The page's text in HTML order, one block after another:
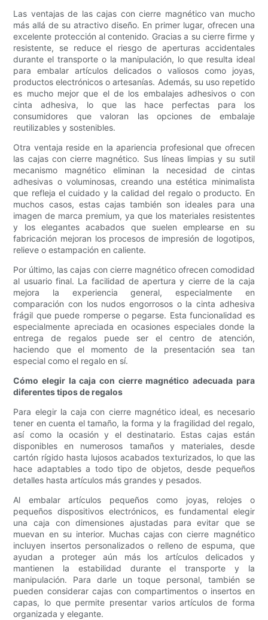
Las ventajas de las cajas con cierre magnético van mucho
más allá de su atractivo diseño. En primer lugar, ofrecen una
excelente protección al contenido. Gracias a su cierre firme y
resistente, se reduce el riesgo de aperturas accidentales
durante el transporte o la manipulación, lo que resulta ideal
para embalar artículos delicados o valiosos como joyas,
productos electrónicos o artesanías. Además, su uso repetido
es mucho mejor que el de los embalajes adhesivos o con
cinta adhesiva, lo que las hace perfectas para los
consumidores que valoran las opciones de embalaje
reutilizables y sostenibles.
Otra ventaja reside en la apariencia profesional que ofrecen
las cajas con cierre magnético. Sus líneas limpias y su sutil
mecanismo magnético eliminan la necesidad de cintas
adhesivas o voluminosas, creando una estética minimalista
que refleja el cuidado y la calidad del regalo o producto. En
muchos casos, estas cajas también son ideales para una
imagen de marca premium, ya que los materiales resistentes
y los elegantes acabados que suelen emplearse en su
fabricación mejoran los procesos de impresión de logotipos,
relieve o estampación en caliente.
Por último, las cajas con cierre magnético ofrecen comodidad
al usuario final. La facilidad de apertura y cierre de la caja
mejora la experiencia general, especialmente en
comparación con los nudos engorrosos o la cinta adhesiva
frágil que puede romperse o pegarse. Esta funcionalidad es
especialmente apreciada en ocasiones especiales donde la
entrega de regalos puede ser el centro de atención,
haciendo que el momento de la presentación sea tan
especial como el regalo en sí.
Cómo elegir la caja con cierre magnético adecuada para
diferentes tipos de regalos
Para elegir la caja con cierre magnético ideal, es necesario
tener en cuenta el tamaño, la forma y la fragilidad del regalo,
así como la ocasión y el destinatario. Estas cajas están
disponibles en numerosos tamaños y materiales, desde
cartón rígido hasta lujosos acabados texturizados, lo que las
hace adaptables a todo tipo de objetos, desde pequeños
detalles hasta artículos más grandes y pesados.
Al embalar artículos pequeños como joyas, relojes o
pequeños dispositivos electrónicos, es fundamental elegir
una caja con dimensiones ajustadas para evitar que se
muevan en su interior. Muchas cajas con cierre magnético
incluyen insertos personalizados o relleno de espuma, que
ayudan a proteger aún más los artículos delicados y
mantienen la estabilidad durante el transporte y la
manipulación. Para darle un toque personal, también se
pueden considerar cajas con compartimentos o insertos en
capas, lo que permite presentar varios artículos de forma
organizada y elegante.